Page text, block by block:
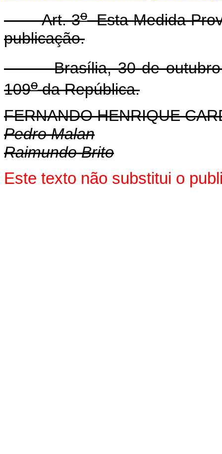
Art. 3oEsta Medida
publicação.
Brasília, 30 de outubro
109oda República.
FERNANDO HENRIQUE
Pedro Malan
Raimundo Brito
Este texto não substitui o